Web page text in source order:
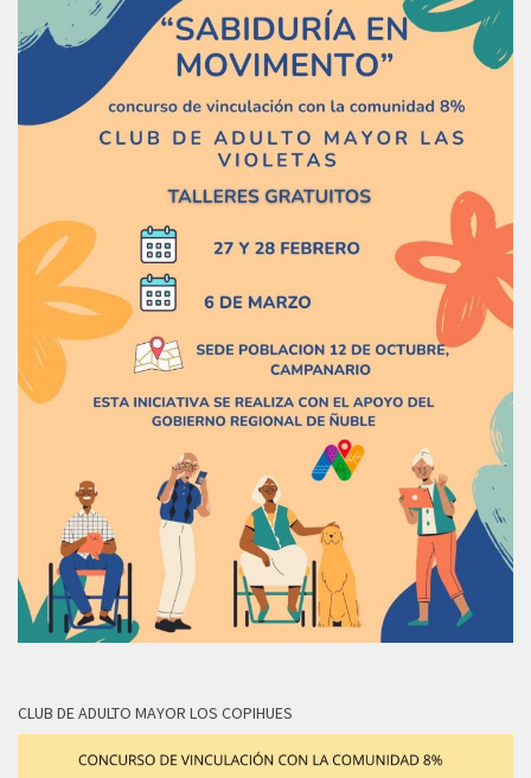
CLUB DE ADULTO MAYOR LOS COPIHUES